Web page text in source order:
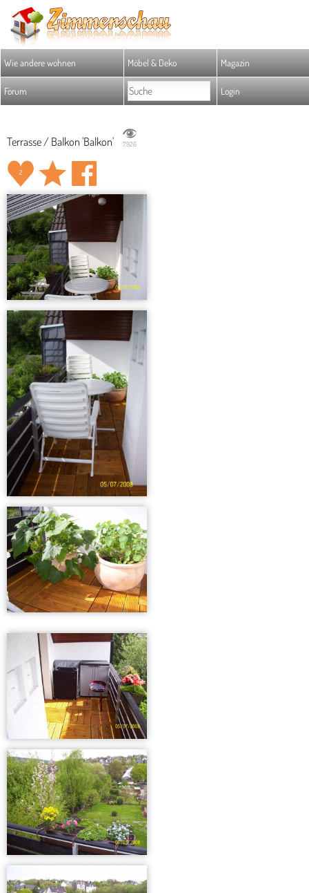
Wie andere wohnen Möbel & Deko Magazin
Forum Login
Terrasse / Balkon 'Balkon' 7.926
2